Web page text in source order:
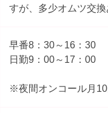
すが、多少オムツ交換
早番8：30～16：30
日勤9：00～17：00
※夜間オンコール月